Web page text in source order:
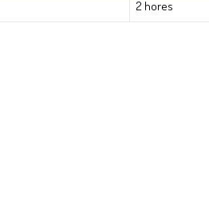
2 hores